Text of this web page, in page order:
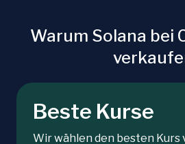
Warum Solana bei
Beste Kurse
Wir wählen den besten Kurs